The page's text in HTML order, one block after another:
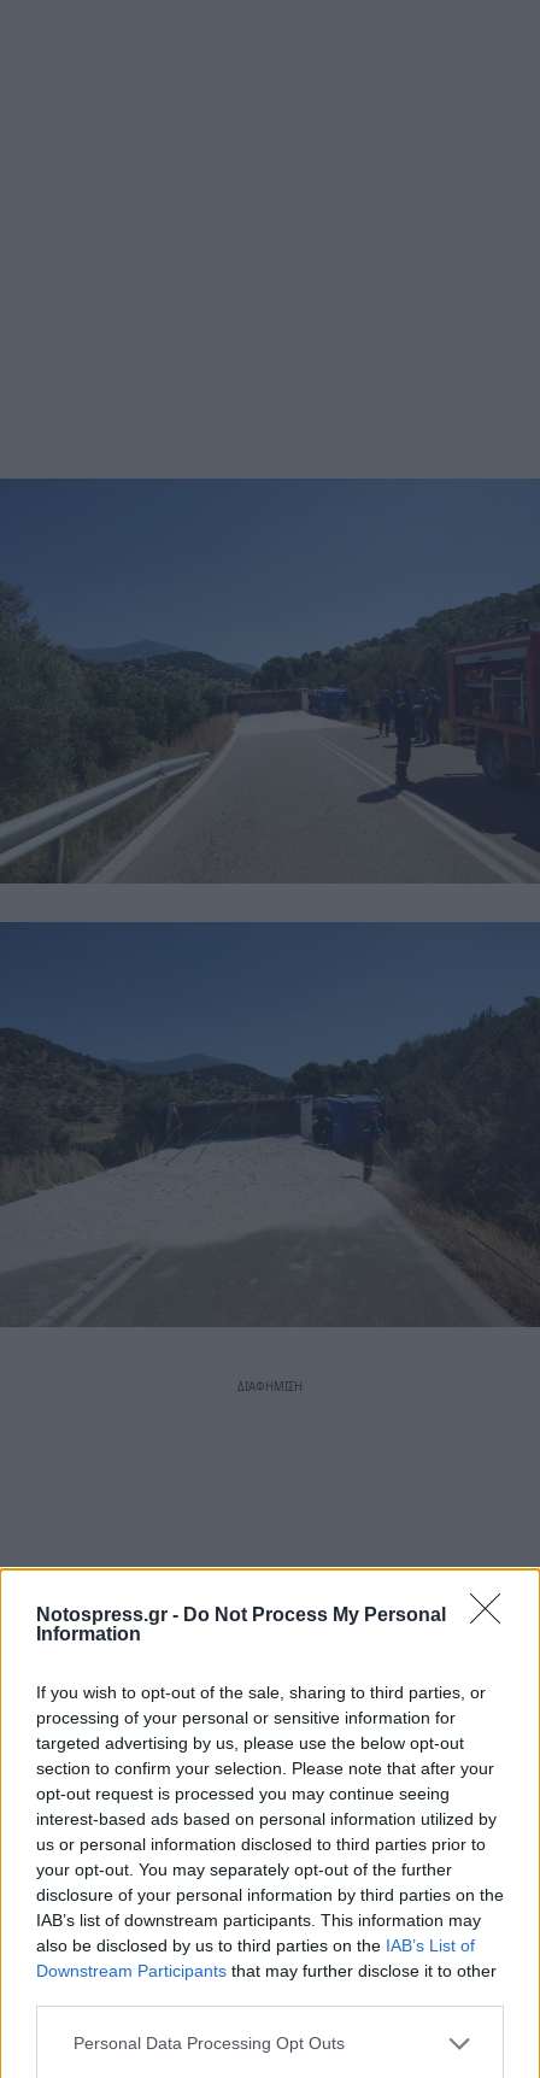
Notospress.gr - Do Not Process My Personal
Information
If you wish to opt-out of the sale, sharing to third parties, or
processing of your personal or sensitive information for
targeted advertising by us, please use the below opt-out
section to confirm your selection. Please note that after your
opt-out request is processed you may continue seeing
interest-based ads based on personal information utilized by
us or personal information disclosed to third parties prior to
your opt-out. You may separately opt-out of the further
disclosure of your personal information by third parties on the
IAB’s list of downstream participants. This information may
also be disclosed by us to third parties on the IAB’s List of
Downstream Participants that may further disclose it to other
Personal Data Processing Opt Outs